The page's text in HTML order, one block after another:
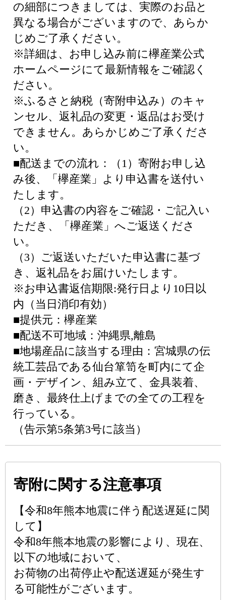
の細部につきましては、実際のお品と
異なる場合がございますので、あらか
じめご了承ください。
※詳細は、お申し込み前に欅産業公式
ホームページにて最新情報をご確認く
ださい。
※ふるさと納税（寄附申込み）のキャ
ンセル、返礼品の変更・返品はお受け
できません。あらかじめご了承くださ
い。
■配送までの流れ：（1）寄附お申し込
み後、「欅産業」より申込書を送付い
たします。
（2）申込書の内容をご確認・ご記入い
ただき、「欅産業」へご返送くださ
い。
（3）ご返送いただいた申込書に基づ
き、返礼品をお届けいたします。
※お申込書返信期限:発行日より10日以
内（当日消印有効）
■提供元：欅産業
■配送不可地域：沖縄県,離島
■地場産品に該当する理由：宮城県の伝
統工芸品である仙台箪笥を町内にて企
画・デザイン、組み立て、金具装着、
磨き、最終仕上げまでの全ての工程を
行っている。
（告示第5条第3号に該当）
寄附に関する注意事項
【令和8年熊本地震に伴う配送遅延に関
して】
令和8年熊本地震の影響により、現在、
以下の地域において、
お荷物の出荷停止や配送遅延が発生す
る可能性がございます。